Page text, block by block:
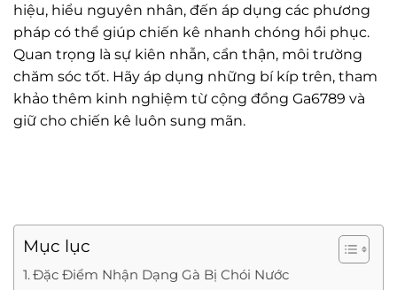
hiệu, hiểu nguyên nhân, đến áp dụng các phương
pháp có thể giúp chiến kê nhanh chóng hồi phục.
Quan trọng là sự kiên nhẫn, cẩn thận, môi trường
chăm sóc tốt. Hãy áp dụng những bí kíp trên, tham
khảo thêm kinh nghiệm từ cộng đồng Ga6789 và
giữ cho chiến kê luôn sung mãn.
Mục lục
Đặc Điểm Nhận Dạng Gà Bị Chói Nước